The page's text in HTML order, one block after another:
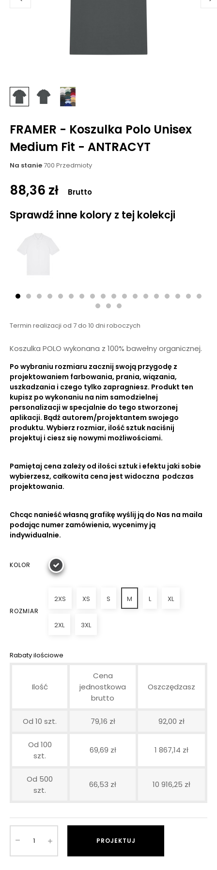
FRAMER - Koszulka Polo Unisex
Medium Fit - ANTRACYT
Na stanie700 Przedmioty
88,36 zł Brutto
Sprawdź inne kolory z tej kolekcji
Termin realizacji od 7 do 10 dni roboczych
Koszulka POLO wykonana z 100% bawełny organicznej.
Po wybraniu rozmiaru zacznij swoją przygodę z
projektowaniem farbowania, prania, wiązania,
uszkadzania i czego tylko zapragniesz. Produkt ten
kupisz po wykonaniu na nim samodzielnej
personalizacji w specjalnie do tego stworzonej
aplikacji. Bądź autorem/projektantem swojego
produktu. Wybierz rozmiar, ilość sztuk naciśnij
projektuj i ciesz się nowymi możliwościami.
Pamiętaj cena zależy od ilości sztuk i efektu jaki sobie
wybierzesz, całkowita cena jest widoczna podczas
projektowania.
Chcąc nanieść własną grafikę wyślij ją do Nas na maila
podając numer zamówienia, wycenimy ją
indywidualnie.
KOLOR
ROZMIAR
2XS XS S M L XL
2XL 3XL
Rabaty ilościowe
Ilość
Cena
jednostkowa
brutto
Oszczędzasz
Od 10 szt. 79,16 zł 92,00 zł
Od 100
szt.
69,69 zł 1 867,14 zł
Od 500
szt.
66,53 zł 10 916,25 zł
PROJEKTUJ